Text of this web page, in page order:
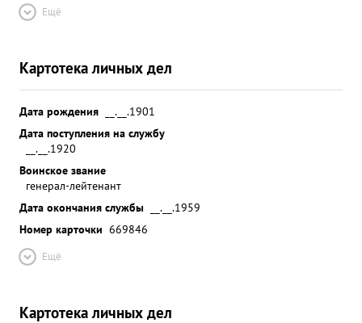
Ещё
Картотека личных дел
Дата рождения
__.__.1901
Дата поступления на службу
__.__.1920
Воинское звание
генерал-лейтенант
Дата окончания службы
__.__.1959
Номер карточки 669846
Ещё
Картотека личных дел